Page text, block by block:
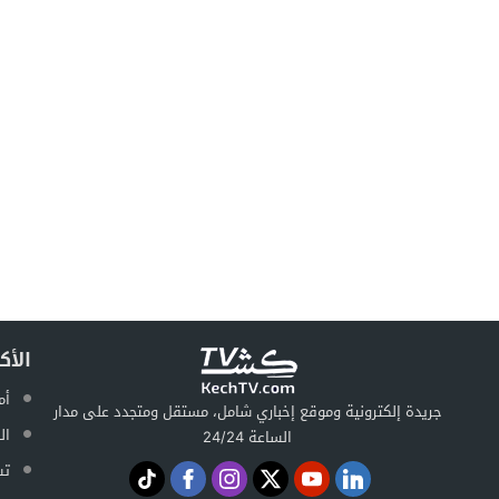
جريدة إلكترونية وموقع إخباري شامل، مستقل ومتجدد على مدار
الساعة 24/24